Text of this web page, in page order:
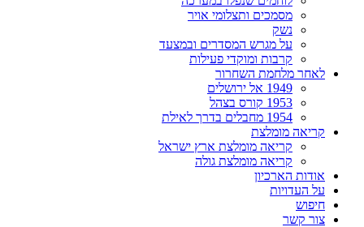
מסמכים ותצלומי אויר
נשק
על מגרש המסדרים ובמצעד
קרבות ומוקדי פעילות
לאחר מלחמת השחרור
1949 אל ירושלים
1953 קורס בצהל
1954 מחבלים בדרך לאילת
קריאה מומלצת
קריאה מומלצת ארץ ישראל
קריאה מומלצת גולה
אודות הארכיון
על העדויות
חיפוש
צור קשר